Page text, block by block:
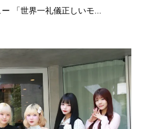
「世界一礼儀正しいモ...